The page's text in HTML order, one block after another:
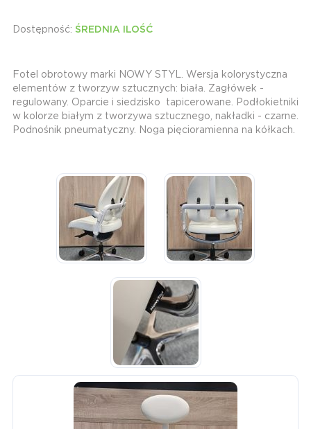
Dostępność: ŚREDNIA ILOŚĆ
Fotel obrotowy marki NOWY STYL. Wersja kolorystyczna
elementów z tworzyw sztucznych: biała. Zagłówek -
regulowany. Oparcie i siedzisko tapicerowane. Podłokietniki
w kolorze białym z tworzywa sztucznego, nakładki - czarne.
Podnośnik pneumatyczny. Noga pięcioramienna na kółkach.